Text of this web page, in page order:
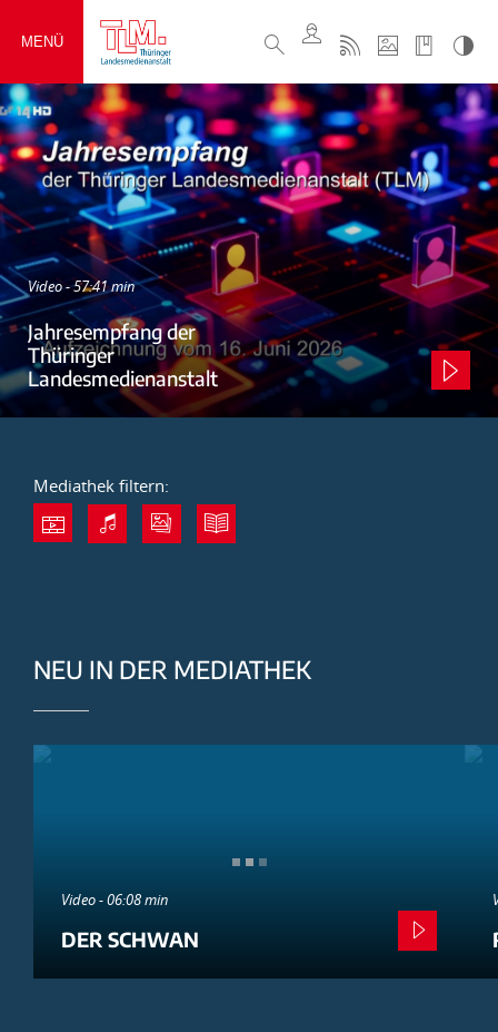
MENÜ
Video - 57:41 min
Jahresempfang der
Thüringer
Landesmedienanstalt
Mediathek filtern:
NEU IN DER MEDIATHEK
Video - 06:08 min
DER SCHWAN